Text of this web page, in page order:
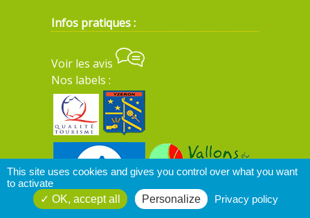
Infos pratiques :
Voir les avis
Nos labels :
This site uses cookies and gives you control over what you want
to activate
OK, accept all
Personalize Privacy policy